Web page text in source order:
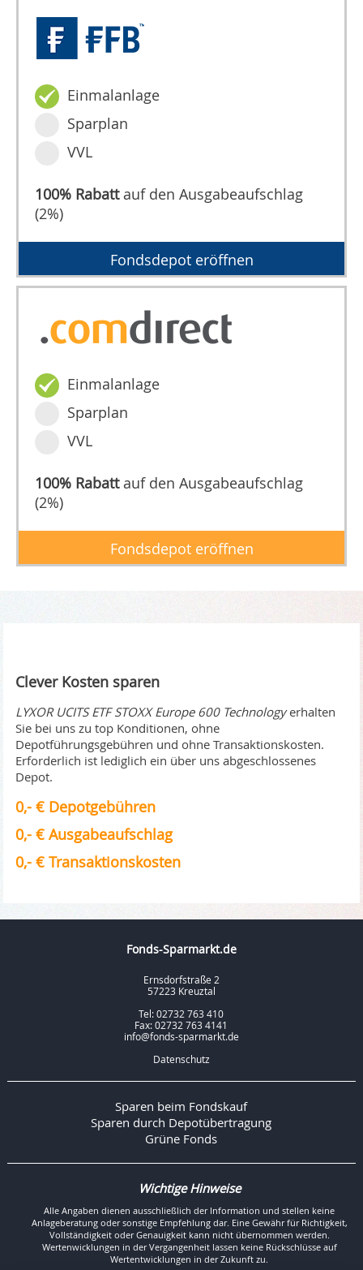
Einmalanlage
Sparplan
VVL
100% Rabattauf den Ausgabeaufschlag
(2%)
Fondsdepot eröffnen
Einmalanlage
Sparplan
VVL
100% Rabattauf den Ausgabeaufschlag
(2%)
Fondsdepot eröffnen
Clever Kosten sparen
LYXOR UCITS ETF STOXX Europe 600 Technologyerhalten
Sie bei uns zu top Konditionen, ohne
Depotführungsgebühren und ohne Transaktionskosten.
Erforderlich ist lediglich ein über uns abgeschlossenes
Depot.
0,- € Depotgebühren
0,- € Ausgabeaufschlag
0,- € Transaktionskosten
Fonds-Sparmarkt.de
Ernsdorfstraße 2
57223 Kreuztal
Tel: 02732 763 410
Fax: 02732 763 4141
info@fonds-sparmarkt.de
Datenschutz
Sparen beim Fondskauf
Sparen durch Depotübertragung
Grüne Fonds
Wichtige Hinweise
Alle Angaben dienen ausschließlich der Information und stellen keine
Anlageberatung oder sonstige Empfehlung dar. Eine Gewähr für Richtigkeit,
Vollständigkeit oder Genauigkeit kann nicht übernommen werden.
Wertenwicklungen in der Vergangenheit lassen keine Rückschlüsse auf
Wertentwicklungen in der Zukunft zu.